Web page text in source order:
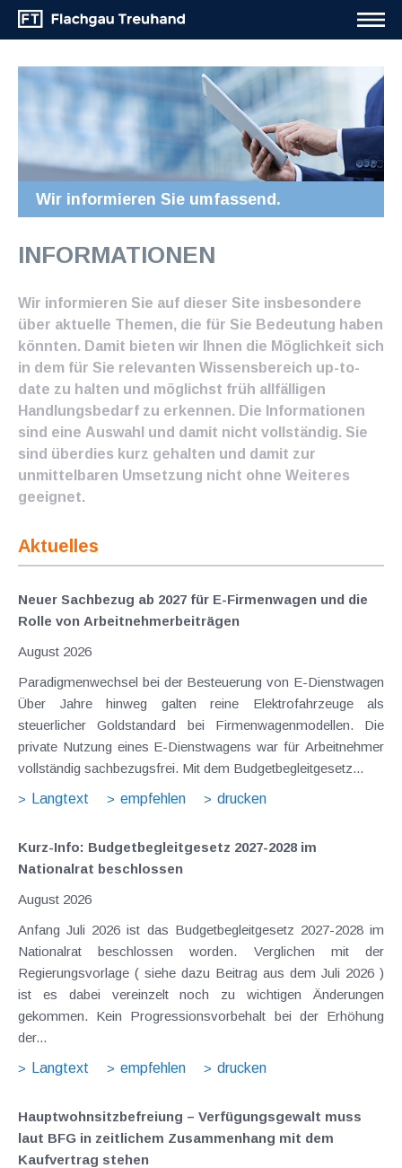
Wir informieren Sie umfassend.
INFORMATIONEN
Wir informieren Sie auf dieser Site insbesondere
über aktuelle Themen, die für Sie Bedeutung haben
könnten. Damit bieten wir Ihnen die Möglichkeit sich
in dem für Sie relevanten Wissensbereich up-to-
date zu halten und möglichst früh allfälligen
Handlungsbedarf zu erkennen. Die Informationen
sind eine Auswahl und damit nicht vollständig. Sie
sind überdies kurz gehalten und damit zur
unmittelbaren Umsetzung nicht ohne Weiteres
geeignet.
Aktuelles
Neuer Sachbezug ab 2027 für E-Firmenwagen und die
Rolle von Arbeitnehmer​­beiträgen
August 2026
Paradigmenwechsel bei der Besteuerung von E-Dienstwagen
Über Jahre hinweg galten reine Elektrofahrzeuge als
steuerlicher Goldstandard bei Firmenwagenmodellen. Die
private Nutzung eines E-Dienstwagens war für Arbeitnehmer
vollständig sachbezugsfrei. Mit dem Budgetbegleitgesetz...
Langtext
empfehlen drucken
Kurz-Info: Budgetbegleitgesetz 2027-2028 im
Nationalrat beschlossen
August 2026
Anfang Juli 2026 ist das Budgetbegleitgesetz 2027-2028 im
Nationalrat beschlossen worden. Verglichen mit der
Regierungsvorlage ( siehe dazu Beitrag aus dem Juli 2026 )
ist es dabei vereinzelt noch zu wichtigen Änderungen
gekommen. Kein Progressionsvorbehalt bei der Erhöhung
der...
Langtext
empfehlen drucken
Hauptwohnsitz​­befreiung – Verfügungsgewalt muss
laut BFG in zeitlichem Zusammenhang mit dem
Kaufvertrag stehen